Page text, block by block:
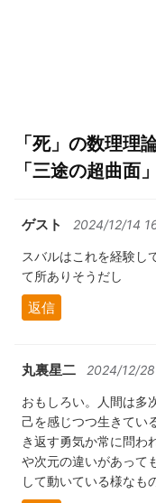
「死」の数理理
「三途の超曲面
ゲスト 2024/12/14
スバルはこれを経験し
て所ありそうだし
返信
丸裏星二 2024/12/
おもしろい。人間は多
己を感じつつ生きてい
き返す勇気か常に問わ
や次元の違いがあって
して動いている様なも